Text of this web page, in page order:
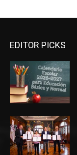
EDITOR PICKS